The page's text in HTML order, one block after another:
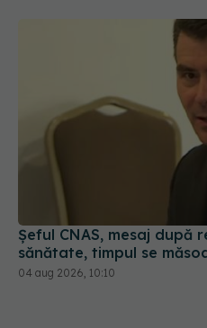
Șeful CNAS, mesaj
sănătate, timpul se
04 aug 2026, 10:10